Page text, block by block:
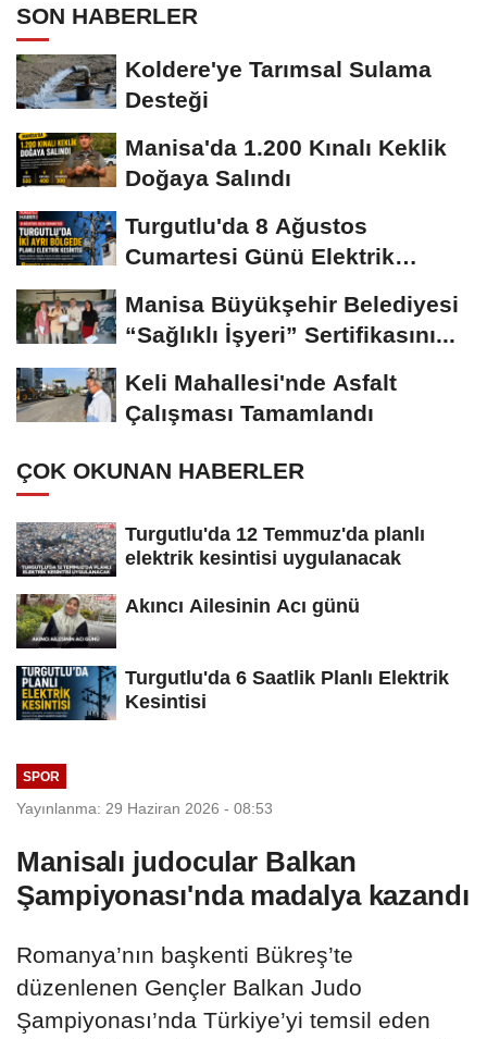
SON HABERLER
Koldere'ye Tarımsal Sulama
Desteği
Manisa'da 1.200 Kınalı Keklik
Doğaya Salındı
Turgutlu'da 8 Ağustos
Cumartesi Günü Elektrik
Manisa Büyükşehir Belediyesi
“Sağlıklı İşyeri” Sertifikasını...
Keli Mahallesi'nde Asfalt
Çalışması Tamamlandı
ÇOK OKUNAN HABERLER
Turgutlu'da 12 Temmuz'da planlı
elektrik kesintisi uygulanacak
Akıncı Ailesinin Acı günü
Turgutlu'da 6 Saatlik Planlı Elektrik
Kesintisi
SPOR
Yayınlanma: 29 Haziran 2026 - 08:53
Manisalı judocular Balkan
Şampiyonası'nda madalya kazandı
Romanya’nın başkenti Bükreş’te
düzenlenen Gençler Balkan Judo
Şampiyonası’nda Türkiye’yi temsil eden